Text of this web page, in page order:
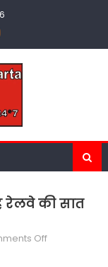
रेलवे की सात
Offon